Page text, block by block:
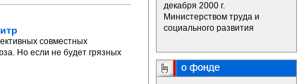
совместных
Но если не будет грязных
декабря 2000 г.
Министерством труда и
социального развития